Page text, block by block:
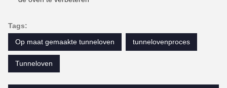
Tags:
Op maat gemaakte tunneloven
tunnelovenproces
Tunneloven